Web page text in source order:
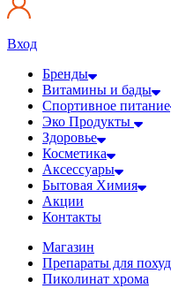
Вход
Бренды
Витамины и бады
Спортивное питание
Эко Продукты
Здоровье
Косметика
Аксессуары
Бытовая Химия
Акции
Контакты
Магазин
Препараты для
Пиколинат хрома